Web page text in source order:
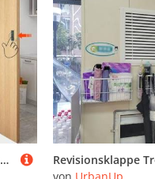
Schiebetür Komplettset Schiebetürbeschlagsatz mit Push-to-Open-Funktion und Sanftem Schließen, Platzsparender Beschlagsatz für Schiebetürenschrank, Schiebetürführung(Black,135cm/53in)